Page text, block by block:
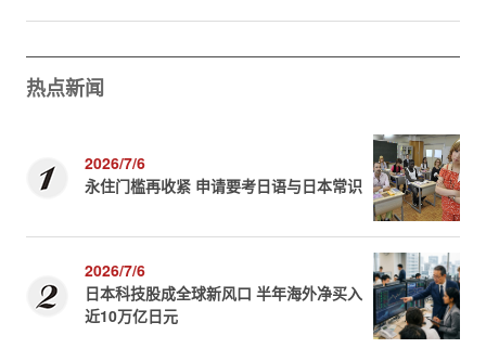
热点新闻
2026/7/6
永住门槛再收紧 申请要考日语与日本常识
2026/7/6
日本科技股成全球新风口 半年海外净买入
近10万亿日元